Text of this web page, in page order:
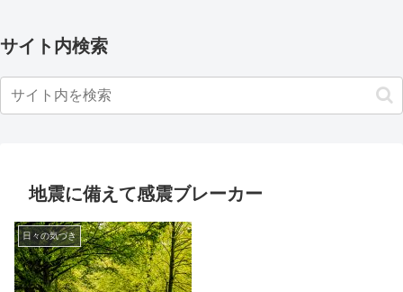
サイト内検索
地震に備えて感震ブレーカー
日々の気づき